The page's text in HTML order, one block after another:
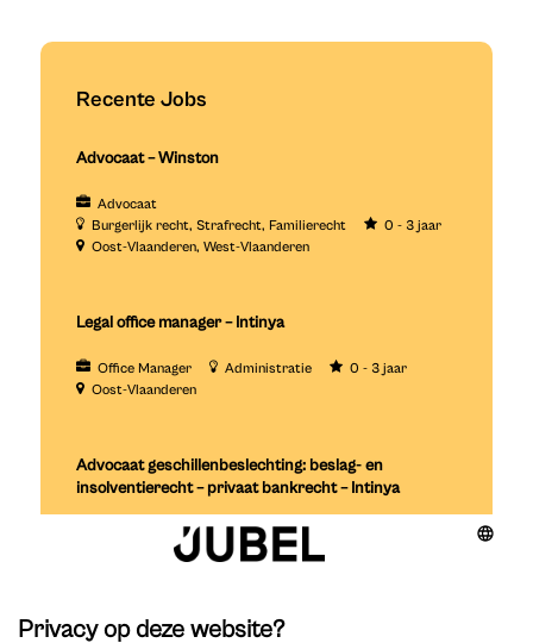
Recente Jobs
Advocaat – Winston
Advocaat
Burgerlijk recht Strafrecht Familierecht
0 - 3 jaar
Oost-Vlaanderen West-Vlaanderen
Legal office manager – Intinya
Office Manager Administratie
0 - 3 jaar
Oost-Vlaanderen
Advocaat geschillenbeslechting: beslag- en
insolventierecht – privaat bankrecht – Intinya
Insolventierecht Privaatrecht